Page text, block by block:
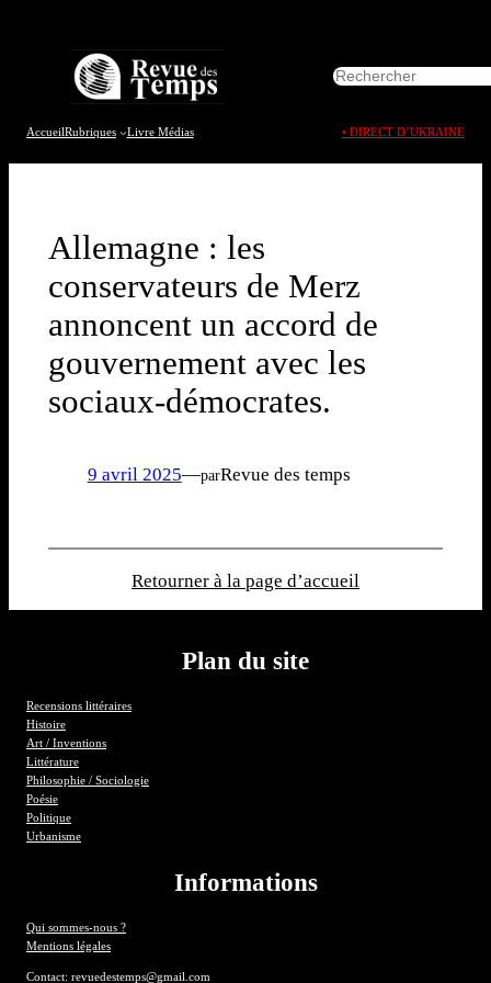
R
AccueilRubriques Livre Médias • DIRECT D’UKRAINE
Allemagne : les
conservateurs de Merz
annoncent un accord de
gouvernement avec les
sociaux-démocrates.
9 avril 2025—parRevue des temps
Retourner à la page d’accueil
Plan du site
Recensions littéraires
Histoire
Art / Inventions
Littérature
Philosophie / Sociologie
Poésie
Politique
Urbanisme
Informations
Qui sommes-nous ?
Mentions légales
Contact: revuedestemps@gmail.com